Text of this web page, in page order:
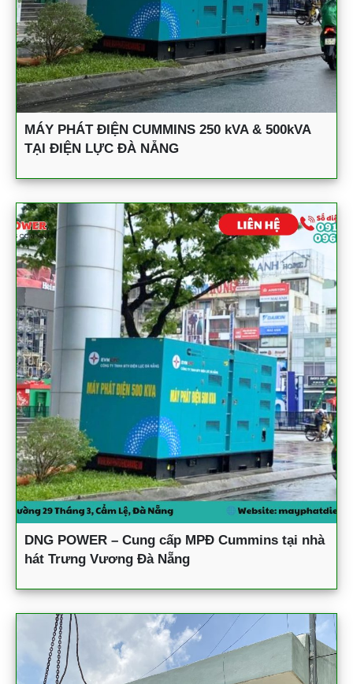
MÁY PHÁT ĐIỆN CUMMINS 250 kVA & 500kVA
TẠI ĐIỆN LỰC ĐÀ NẴNG
DNG POWER – Cung cấp MPĐ Cummins tại nhà
hát Trưng Vương Đà Nẵng